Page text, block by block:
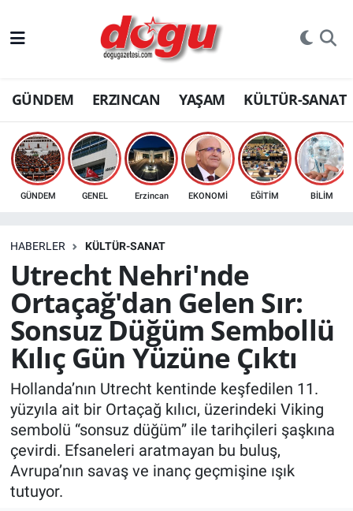
GÜNDEM ERZINCAN YAŞAM KÜLTÜR-SANAT
GÜNDEM GENEL Erzincan EKONOMİ EĞİTİM BİLİM
HABERLER KÜLTÜR-SANAT
Utrecht Nehri'nde
Ortaçağ'dan Gelen Sır:
Sonsuz Düğüm Sembollü
Kılıç Gün Yüzüne Çıktı
Hollanda’nın Utrecht kentinde keşfedilen 11.
yüzyıla ait bir Ortaçağ kılıcı, üzerindeki Viking
sembolü “sonsuz düğüm” ile tarihçileri şaşkına
çevirdi. Efsaneleri aratmayan bu buluş,
Avrupa’nın savaş ve inanç geçmişine ışık
tutuyor.
ERZINCAN
GÜNDEM
ERZİNCAN FOTOĞRAFLARI
SAĞLIK
EKONOMİ
Bilim, teknoloji
GENEL
KÜLTÜR-SANAT
Yerel Haber
Politika
SPOR